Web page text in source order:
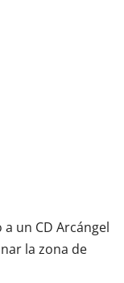
un CD Arcángel
la zona de